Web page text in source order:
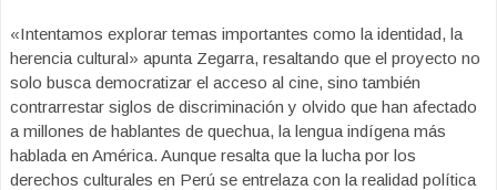
«Intentamos explorar temas importantes como la identidad, la
herencia cultural» apunta Zegarra, resaltando que el proyecto no
solo busca democratizar el acceso al cine, sino también
contrarrestar siglos de discriminación y olvido que han afectado
a millones de hablantes de quechua, la lengua indígena más
hablada en América. Aunque resalta que la lucha por los
derechos culturales en Perú se entrelaza con la realidad política